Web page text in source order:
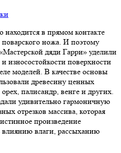
находится в прямом контакте
ножа. И поэтому
дяди Гарри» уделили
износостойкости поверхности
моделей. В качестве основы
древесину ценных
палисандр, венге и других.
удивительно гармоничную
отрезков массива, которая
произведение
влиянию влаги, рассыханию